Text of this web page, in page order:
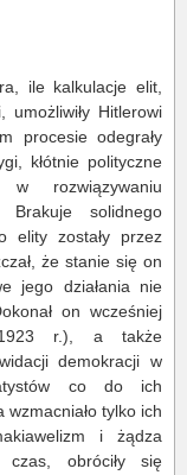
ile kalkulacje elit,
umożliwiły Hitlerowi
procesie odegrały
kłótnie polityczne
rozwiązywaniu
Brakuje solidnego
elity zostały przez
że stanie się on
jego działania nie
on wcześniej
r.), a także
demokracji w
co do ich
tylko ich
i żądza
czas, obróciły się